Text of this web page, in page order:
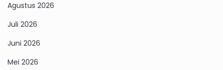
Agustus 2026
Juli 2026
Juni 2026
Mei 2026